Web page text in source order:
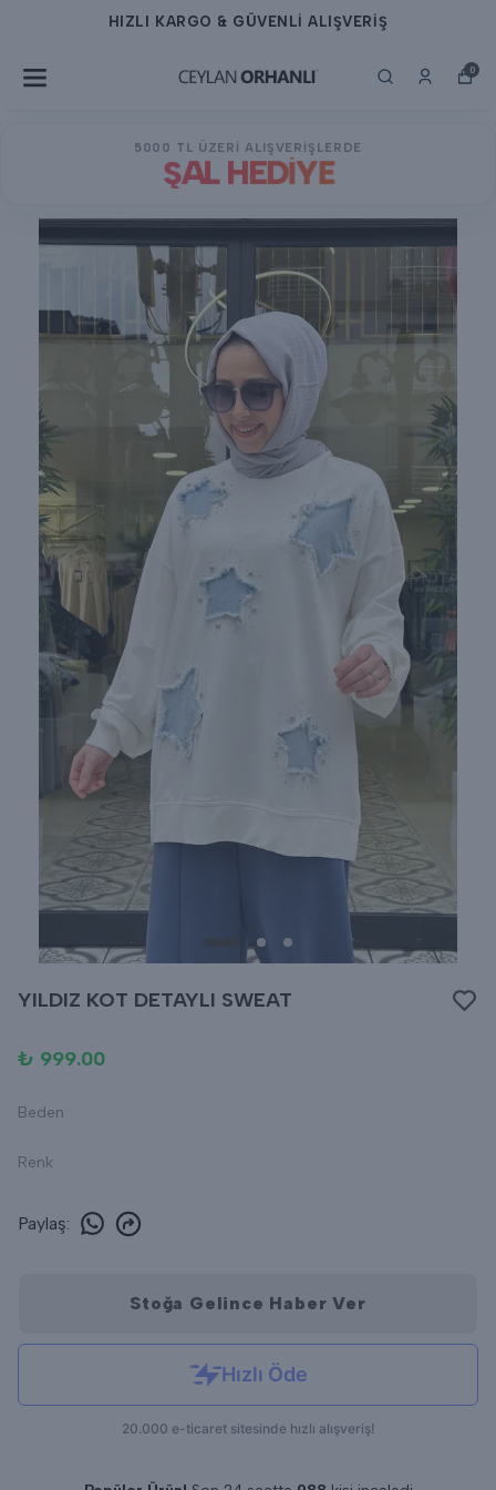
HIZLI KARGO & GÜVENLİ ALIŞVERİŞ
0
5000 TL ÜZERİ ALIŞVERİŞLERDE
ŞAL HEDİYE
YILDIZ KOT DETAYLI SWEAT
₺ 999.00
Beden
Renk
Paylaş:
Stoğa Gelince Haber Ver